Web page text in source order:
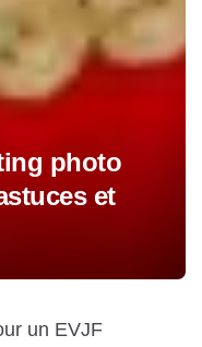
photo
et
un EVJF